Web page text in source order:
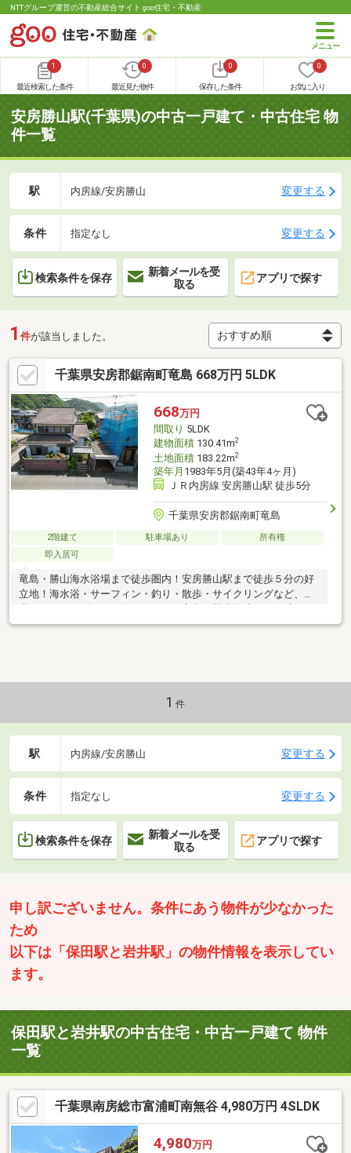
NTTグループ運営の不動産総合サイト goo住宅・不動産
1
最近検索した条件
0
最近見た物件
0
保存した条件
0
お気に入り
安房勝山駅(千葉県)の中古一戸建て・中古住宅 物
件一覧
駅 内房線/安房勝山 変更する
条件 指定なし 変更する
検索条件を保存
新着メールを受
取る
アプリで探す
1 件が該当しました。
千葉県安房郡鋸南町竜島 668万円 5LDK
668万円
間取り 5LDK
建物面積130.41m2
土地面積183.22m2
築年月 1983年5月(築43年4ヶ月)
ＪＲ内房線 安房勝山駅 徒歩5分
千葉県安房郡鋸南町竜島
2階建て 駐車場あり
所有権
即入居可
竜島・勝山海水浴場まで徒歩圏内！安房勝山駅まで徒歩５分の好
立地！海水浴・サーフィン・釣り・散歩・サイクリングなど、多
日には富士山を見ることができます♪別荘やセカンドハウス◎ご家
1 件
駅 内房線/安房勝山 変更する
条件 指定なし 変更する
検索条件を保存
新着メールを受
取る
アプリで探す
申し訳ございません。条件にあう物件が少なかった
ため
以下は「保田駅と岩井駅」の物件情報を表示してい
ます。
保田駅と岩井駅の中古住宅・中古一戸建て 物件
一覧
千葉県南房総市富浦町南無谷 4,980万円 4SLDK
4,980万円